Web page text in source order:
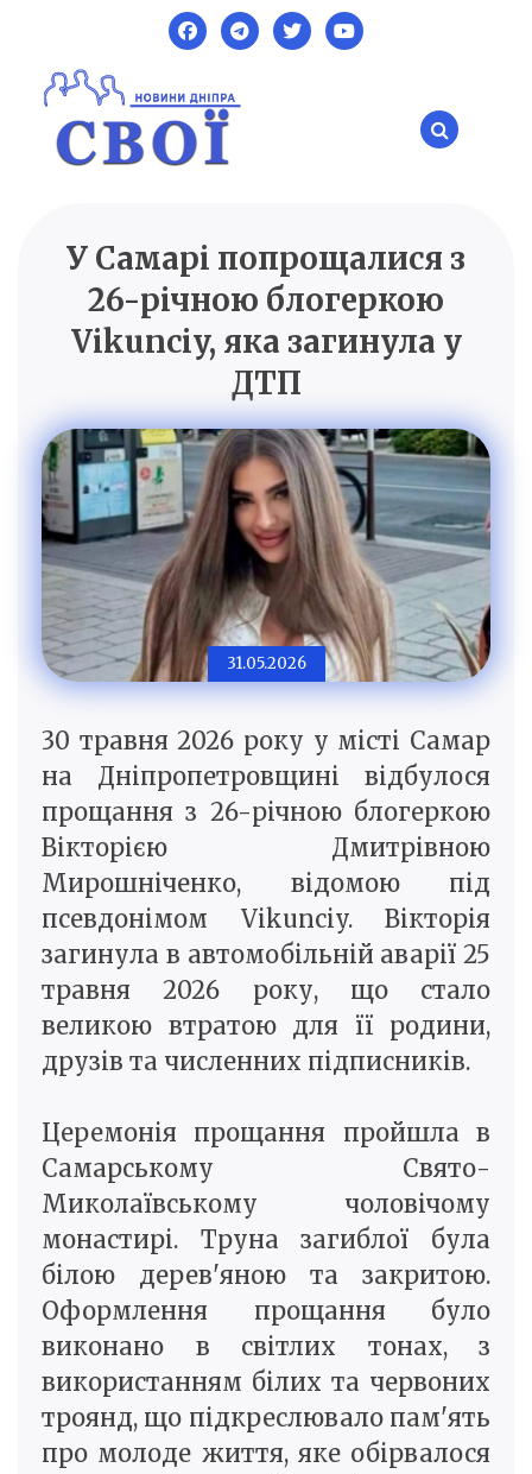
content
SVOI.DP.UA
Новини Дніпра
У Самарі попрощалися з
26-річною блогеркою
Vikunciy, яка загинула у
ДТП
31.05.2026
30 травня 2026 року у місті Самар
на Дніпропетровщині відбулося
прощання з 26-річною блогеркою
Вікторією Дмитрівною
Мирошніченко, відомою під
псевдонімом Vikunciy. Вікторія
загинула в автомобільній аварії 25
травня 2026 року, що стало
великою втратою для її родини,
друзів та численних підписників.
Церемонія прощання пройшла в
Самарському Свято-
Миколаївському чоловічому
монастирі. Труна загиблої була
білою дерев'яною та закритою.
Оформлення прощання було
виконано в світлих тонах, з
використанням білих та червоних
троянд, що підкреслювало пам'ять
про молоде життя, яке обірвалося